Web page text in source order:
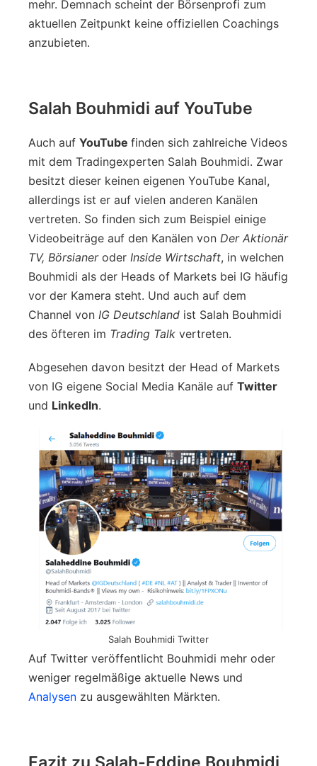
mehr. Demnach scheint der Börsenprofi zum
aktuellen Zeitpunkt keine offiziellen Coachings
anzubieten.
Salah Bouhmidi auf YouTube
Auch auf YouTube finden sich zahlreiche Videos
mit dem Tradingexperten Salah Bouhmidi. Zwar
besitzt dieser keinen eigenen YouTube Kanal,
allerdings ist er auf vielen anderen Kanälen
vertreten. So finden sich zum Beispiel einige
Videobeiträge auf den Kanälen von Der Aktionär
TV, Börsianer oder Inside Wirtschaft, in welchen
Bouhmidi als der Heads of Markets bei IG häufig
vor der Kamera steht. Und auch auf dem
Channel von IG Deutschland ist Salah Bouhmidi
des öfteren im Trading Talk vertreten.
Abgesehen davon besitzt der Head of Markets
von IG eigene Social Media Kanäle auf Twitter
und LinkedIn.
Salah Bouhmidi Twitter
Auf Twitter veröffentlicht Bouhmidi mehr oder
weniger regelmäßige aktuelle News und
Analysen zu ausgewählten Märkten.